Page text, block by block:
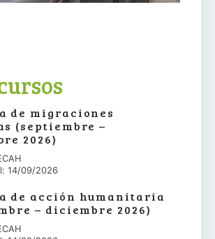
de migraciones
(septiembre –
2026)
14/09/2026
de acción humanitaria
– diciembre 2026)